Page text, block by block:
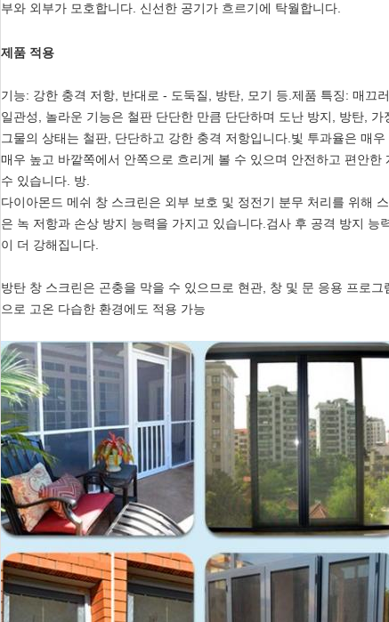
부와 외부가 모호합니다. 신선한 공기가 흐르기에 탁월합니다.
제품 적용
기능: 강한 충격 저항, 반대로 - 도둑질, 방탄, 모기 등.제품 특징: 매끄
일관성, 놀라운 기능은 철판 단단한 만큼 단단하며 도난 방지, 방탄,
그물의 상태는 철판, 단단하고 강한 충격 저항입니다.빛 투과율은 매
매우 높고 바깥쪽에서 안쪽으로 흐리게 볼 수 있으며 안전하고 편안
수 있습니다. 방.
다이아몬드 메쉬 창 스크린은 외부 보호 및 정전기 분무 처리를 위해
은 녹 저항과 손상 방지 능력을 가지고 있습니다.검사 후 공격 방지 능
이 더 강해집니다.
방탄 창 스크린은 곤충을 막을 수 있으므로 현관, 창 및 문 응용 프로
으로 고온 다습한 환경에도 적용 가능